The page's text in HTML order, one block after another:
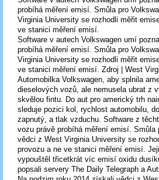
probíhá měření emisí. Smůla pro
Virginia University se rozhodli měřit
ve stanici měření emisí.
Software v autech Volkswagen umí
probíhá měření emisí. Smůla pro
Virginia University se rozhodli měřit
ve stanici měření emisí. Zdroj | West
Automobilka Volkswagen, aby splnila
dieselových vozů, ale nemusela ubrat z
skvělou fintu. Do aut pro americký trh
sleduje pozici kol, rychlost automobilu,
zapnutý, a tlak vzduchu. Software z
vozu právě probíhá měření emisí. Smůla
vědci z West Virginia University se
provozu a ne ve stanici měření emisí.
vypouštěl třicetkrát víc emisí oxidu
popsali servery The Daily Telegraph a